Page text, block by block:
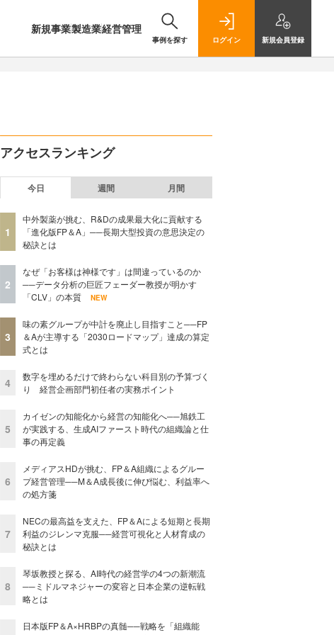
新規事業製造業経営管理
事例を探す ログイン 新規会員登録
アクセスランキング
今日 週間 月間
1
中外製薬が挑む、R&Dの成果最大化に貢献する
「進化版FP＆A」──長期大型投資の意思決定の
秘訣とは
2
なぜ「お客様は神様です」は間違っているのか
──データ分析の巨匠フェーダー教授が明かす
「CLV」の本質
NEW
3
味の素グループが中計を廃止し目指すこと──FP
＆Aが主導する「2030ロードマップ」達成の算定
式とは
4
数字を埋めるだけで終わらない科目別の予算づく
り 経営企画部門初任者の実務ポイント
5
カイゼンの知能化から経営の知能化へ──旭鉄工
が実践する、生成AIファースト時代の組織論と仕
事の再定義
6
メディアスHDが挑む、FP＆A組織によるグルー
プ経営管理──M＆A成長後に伸び悩む、利益率へ
の処方箋
7
NECの最高益を支えた、FP＆Aによる短期と長期
利益のジレンマ克服──経営可視化と人材育成の
秘訣とは
8
琴坂教授と探る、AI時代の経営学の4つの新潮流
──ミドルマネジャーの変容と日本企業の逆転戦
略とは
日本版FP＆A×HRBPの真髄──戦略を「組織能